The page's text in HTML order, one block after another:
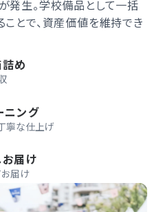
発生。学校備品として一括
ことで、資産価値を維持でき
め
ニング
寧な仕上げ
届け
届け